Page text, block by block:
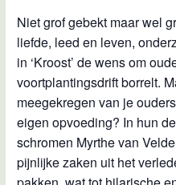
Niet grof gebekt maar wel
liefde, leed en leven,
in ‘Kroost’ de wens om
voortplantingsdrift borrelt.
meegekregen van je
eigen opvoeding? In hun
schromen Myrthe van
pijnlijke zaken uit het